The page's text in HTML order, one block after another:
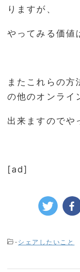
りますが、
やってみる価値
またこれらの方
の他のオンライ
出来ますのでや
[ad]
-シェアしたいこと